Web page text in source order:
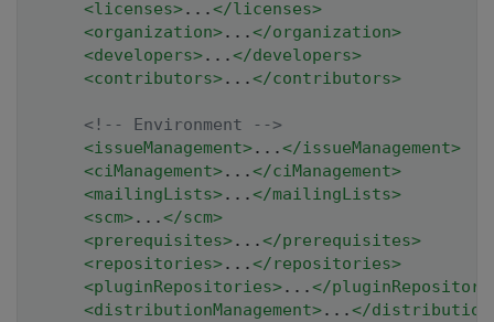
<licenses>...</licenses>
<organization>...</organization>
<developers>...</developers>
<contributors>...</contributors>
<!-- Environment -->
<issueManagement>...</issueManagement>
<ciManagement>...</ciManagement>
<mailingLists>...</mailingLists>
<scm>...</scm>
<prerequisites>...</prerequisites>
<repositories>...</repositories>
<pluginRepositories>...</
<distributionManagement>...</